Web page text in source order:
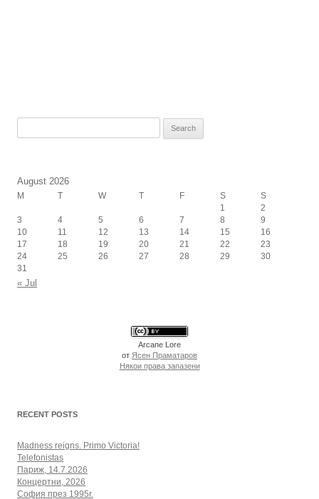
August 2026
M T W T F S
S
1
2
3
4 5 6 7 8
9
10
11 12 13 14 15
16
17
18 19 20 21 22
23
24
25 26 27 28 29
30
31
« Jul
Arcane Lore
от Ясен Праматаров
Някои права запазени
RECENT POSTS
Madness reigns. Primo Victoria!
Telefonistas
Париж, 14.7.2026
Концертни, 2026
София през 1995г.